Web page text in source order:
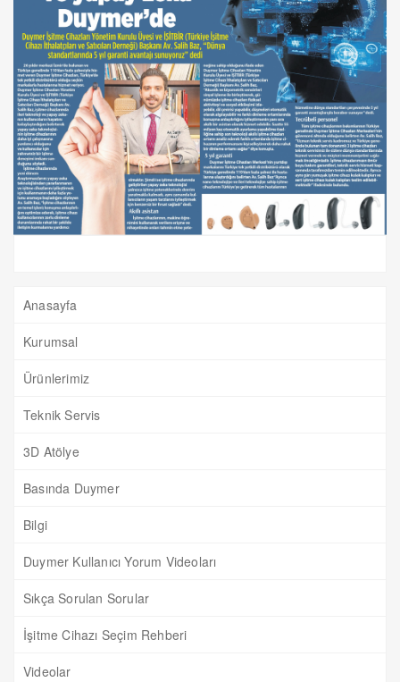
Anasayfa
Kurumsal
Ürünlerimiz
Teknik Servis
3D Atölye
Basında Duymer
Bilgi
Duymer Kullanıcı Yorum Videoları
Sıkça Sorulan Sorular
İşitme Cihazı Seçim Rehberi
Videolar